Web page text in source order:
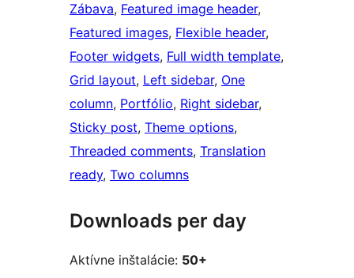
Zábava, Featured image header
Featured images, Flexible header
Footer widgets, Full width template
Grid layout, Left sidebar, One
column, Portfólio, Right sidebar
Sticky post, Theme options
Threaded comments, Translation
ready, Two columns
Downloads per day
Aktívne inštalácie: 50+